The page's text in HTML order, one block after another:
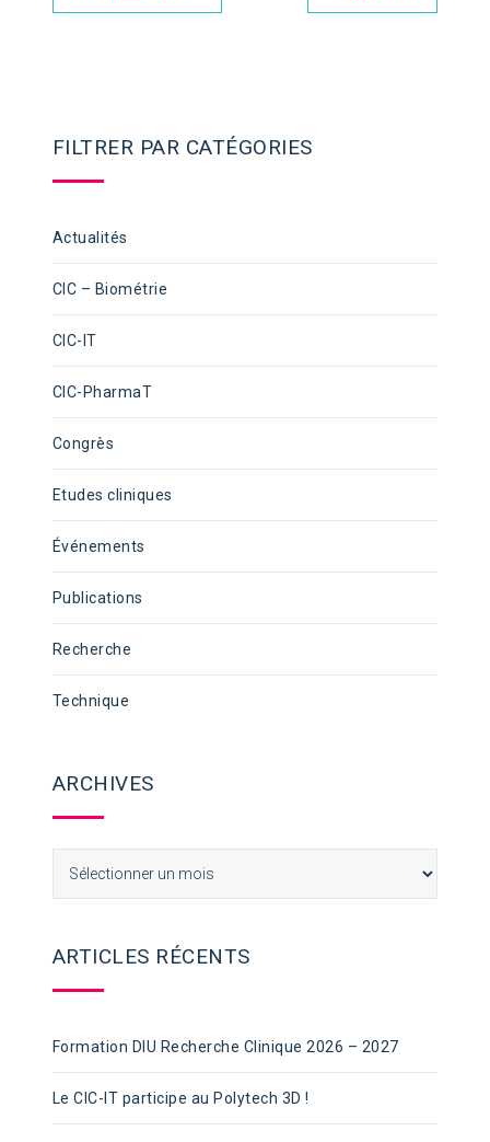
FILTRER PAR CATÉGORIES
Actualités
CIC – Biométrie
CIC-IT
CIC-PharmaT
Congrès
Etudes cliniques
Événements
Publications
Recherche
Technique
ARCHIVES
ARTICLES RÉCENTS
Formation DIU Recherche Clinique 2026 – 2027
Le CIC-IT participe au Polytech 3D !